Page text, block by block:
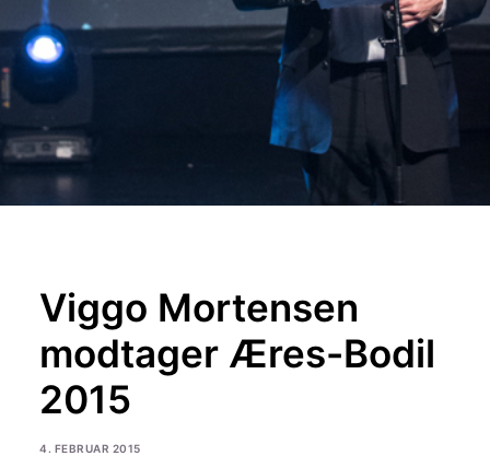
Viggo Mortensen
modtager Æres-Bodil
2015
4. FEBRUAR 2015